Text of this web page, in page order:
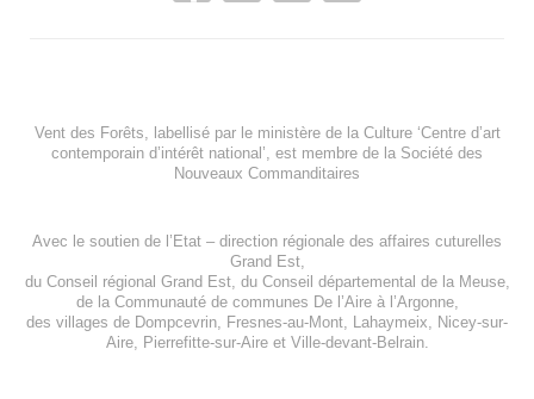
Vent des Forêts, labellisé par le ministère de la Culture ‘Centre d’art
contemporain d’intérêt national’, est membre de la Société des
Nouveaux Commanditaires
Avec le soutien de l’ Etat – direction régionale des affaires cuturelles
Grand Est,
du Conseil régional Grand Est, du Conseil départemental de la Meuse,
de la Communauté de communes De l’Aire à l’Argonne,
des villages de Dompcevrin Fresnes-au-Mont Lahaymeix
Nicey-sur-
Aire, Pierrefitte-sur-Aireet Ville-devant-Belrain.